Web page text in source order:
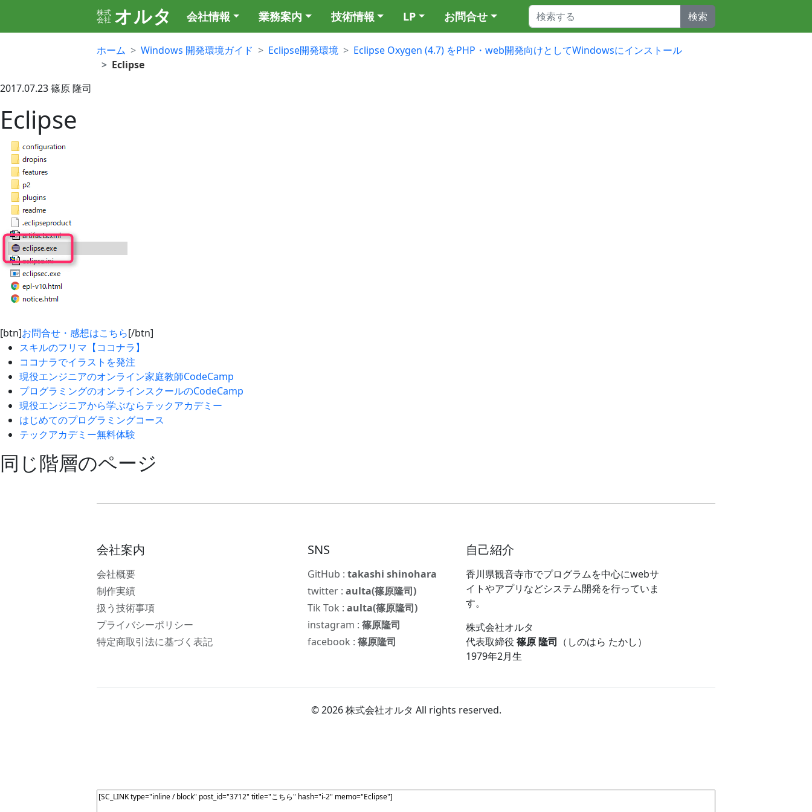
株式
会社 オルタ 会社情報 業務案内 技術情報 LP お問合せ 検索
ホーム Windows 開発環境ガイド Eclipse開発環境
Eclipse Oxygen (4.7) をPHP・web開発向けとしてWindowsにインストール
Eclipse
2017.07.23篠原 隆司
Eclipse
[btn]お問合せ・感想はこちら[/btn]
スキルのフリマ【ココナラ】
ココナラでイラストを発注
現役エンジニアのオンライン家庭教師CodeCamp
プログラミングのオンラインスクールのCodeCamp
現役エンジニアから学ぶならテックアカデミー
はじめてのプログラミングコース
テックアカデミー無料体験
同じ階層のページ
会社案内
会社概要
制作実績
扱う技術事項
プライバシーポリシー
特定商取引法に基づく表記
SNS
GitHub :takashi shinohara
twitter :aulta(篠原隆司)
Tik Tok :aulta(篠原隆司)
instagram :篠原隆司
facebook :篠原隆司
自己紹介
香川県観音寺市でプログラムを中心にwebサ
イトやアプリなどシステム開発を行っていま
す。
株式会社オルタ
代表取締役篠原 隆司 （しのはら たかし）
1979年2月生
© 2026 株式会社オルタ All rights reserved.